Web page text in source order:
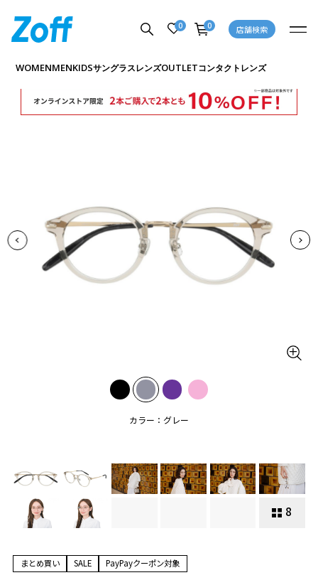
0 0 店舗検索
WOMENMENKIDSサングラスレンズOUTLETコンタクトレンズ
カラー：グレー
8
商品詳細ページへ
まとめ買い SALE PayPayクーポン対象